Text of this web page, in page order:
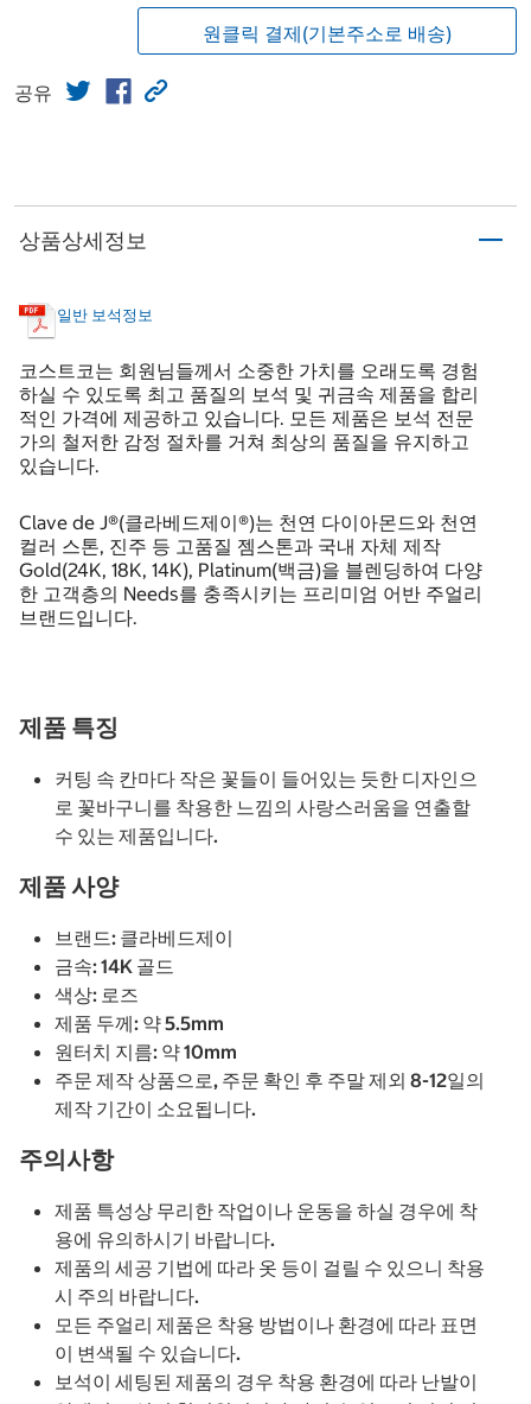
원클릭 결제(기본주소로 배송)
공유
상품상세정보
일반 보석정보
코스트코는 회원님들께서 소중한 가치를 오래도록 경험
하실 수 있도록 최고 품질의 보석 및 귀금속 제품을 합리
적인 가격에 제공하고 있습니다. 모든 제품은 보석 전문
가의 철저한 감정 절차를 거쳐 최상의 품질을 유지하고
있습니다.
Clave de J®(클라베드제이®)는 천연 다이아몬드와 천연
컬러 스톤, 진주 등 고품질 젬스톤과 국내 자체 제작
Gold(24K, 18K, 14K), Platinum(백금)을 블렌딩하여 다양
한 고객층의 Needs를 충족시키는 프리미엄 어반 주얼리
브랜드입니다.
제품 특징
커팅 속 칸마다 작은 꽃들이 들어있는 듯한 디자인으
로 꽃바구니를 착용한 느낌의 사랑스러움을 연출할
수 있는 제품입니다.
제품 사양
브랜드: 클라베드제이
금속: 14K 골드
색상: 로즈
제품 두께: 약 5.5mm
원터치 지름: 약 10mm
주문 제작 상품으로, 주문 확인 후 주말 제외 8-12일의
제작 기간이 소요됩니다.
주의사항
제품 특성상 무리한 작업이나 운동을 하실 경우에 착
용에 유의하시기 바랍니다.
제품의 세공 기법에 따라 옷 등이 걸릴 수 있으니 착용
시 주의 바랍니다.
모든 주얼리 제품은 착용 방법이나 환경에 따라 표면
이 변색될 수 있습니다.
보석이 세팅된 제품의 경우 착용 환경에 따라 난발이